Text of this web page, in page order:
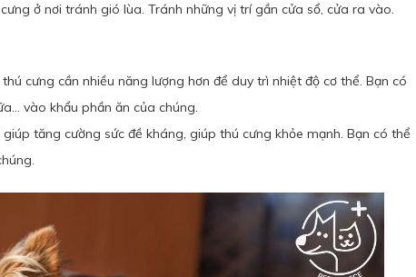
ở nơi tránh gió lùa. Tránh những vị trí gần cửa sổ, cửa ra vào.
cưng cần nhiều năng lượng hơn để duy trì nhiệt độ cơ thể. Bạn có
vào khẩu phần ăn của chúng.
tăng cường sức đề kháng, giúp thú cưng khỏe mạnh. Bạn có thể